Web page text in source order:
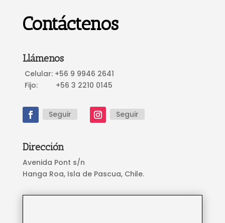
Contáctenos
Llámenos
Celular: +56 9 9946 2641
Fijo: +56 3 2210 0145
Seguir Seguir
Dirección
Avenida Pont s/n
Hanga Roa, Isla de Pascua, Chile.